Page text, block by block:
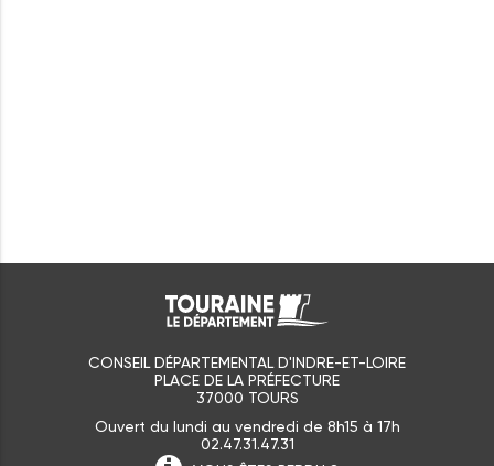
CONSEIL DÉPARTEMENTAL D'INDRE-ET-LOIRE
PLACE DE LA PRÉFECTURE
37000 TOURS
Ouvert du lundi au vendredi de 8h15 à 17h
02.47.31.47.31